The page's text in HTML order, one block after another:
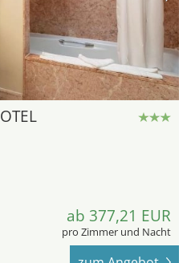
ab 377,21 EUR
pro Zimmer und Nacht